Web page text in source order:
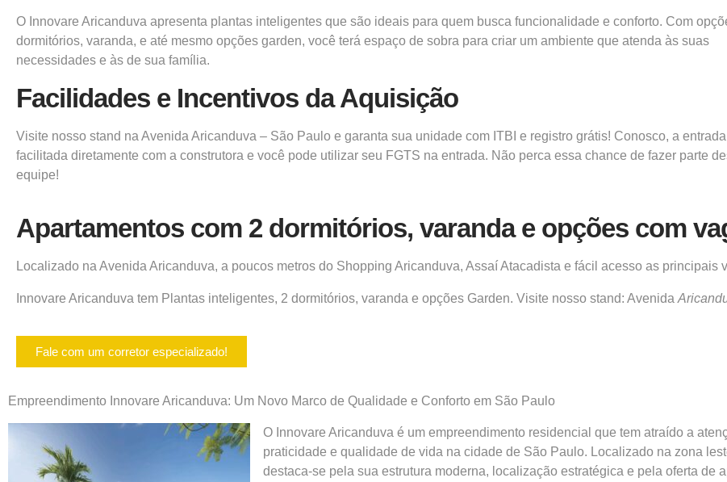
O Innovare Aricanduva apresenta plantas inteligentes que são ideais para quem busca funcionalidade e conforto. Com
dormitórios, varanda, e até mesmo opções garden, você terá espaço de sobra para criar um ambiente que atenda às suas
necessidades e às de sua família.
Facilidades e Incentivos da Aquisição
Visite nosso stand na Avenida Aricanduva – São Paulo e garanta sua unidade com ITBI e registro grátis! Conosco, a
facilitada diretamente com a construtora e você pode utilizar seu FGTS na entrada. Não perca essa chance de fazer parte
equipe!
Apartamentos com 2 dormitórios, varanda e opções com
Localizado na Avenida Aricanduva, a poucos metros do Shopping Aricanduva, Assaí Atacadista e fácil acesso as principais
Innovare Aricanduva tem Plantas inteligentes, 2 dormitórios, varanda e opções Garden. Visite nosso stand: Avenida
Fale com um corretor especializado!
Empreendimento Innovare Aricanduva: Um Novo Marco de Qualidade e Conforto em São Paulo
O Innovare Aricanduva é um empreendimento residencial que tem atraído a
praticidade e qualidade de vida na cidade de São Paulo. Localizado na zona
destaca-se pela sua estrutura moderna, localização estratégica e pela oferta de